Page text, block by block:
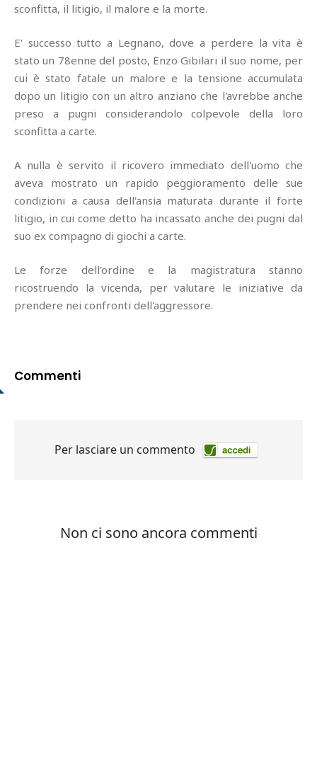
sconfitta, il litigio, il malore e la morte.
E' successo tutto a Legnano, dove a perdere la vita è
stato un 78enne del posto, Enzo Gibilari il suo nome, per
cui è stato fatale un malore e la tensione accumulata
dopo un litigio con un altro anziano che l'avrebbe anche
preso a pugni considerandolo colpevole della loro
sconfitta a carte.
A nulla è servito il ricovero immediato dell'uomo che
aveva mostrato un rapido peggioramento delle sue
condizioni a causa dell'ansia maturata durante il forte
litigio, in cui come detto ha incassato anche dei pugni dal
suo ex compagno di giochi a carte.
Le forze dell'ordine e la magistratura stanno
ricostruendo la vicenda, per valutare le iniziative da
prendere nei confronti dell'aggressore.
Commenti